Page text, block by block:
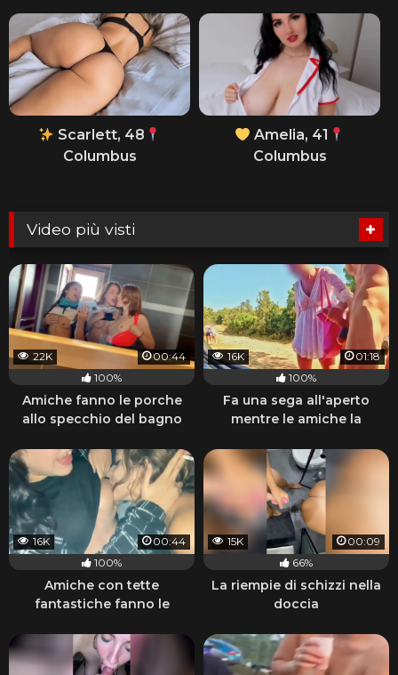
Scarlett, 48
Columbus
Amelia, 41
Columbus
Video più visti
22K
00:44
100%
Amiche fanno le porche
allo specchio del bagno
16K
01:18
100%
Fa una sega all'aperto
mentre le amiche la
16K
00:44
100%
Amiche con tette
fantastiche fanno le
15K
00:09
66%
La riempie di schizzi nella
doccia